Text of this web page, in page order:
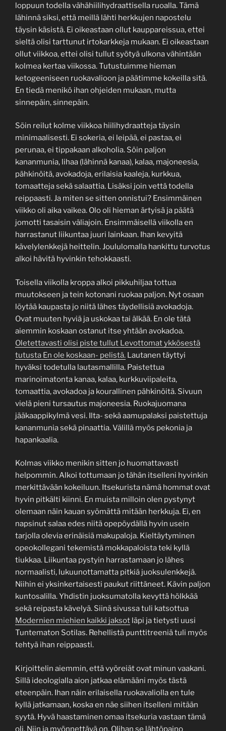
loppuun todella vähähiilihydraattisella ruoalla. Tämä
lähinnä siksi, että meillä lähti herkkujen napostelu
täysin käsistä. Ei oikeastaan ollut kauppareissua, ettei
sieltä olisi tarttunut irtokarkkeja mukaan. Ei oikeastaan
ollut viikkoa, ettei olisi tullut syötyä ulkona vähintään
kolmea kertaa viikossa. Tutustuimme hieman
ketogeeniseen ruokavalioon ja päätimme kokeilla sitä.
En tiedä menikö ihan ohjeiden mukaan, mutta
sinnepäin, sinnepäin.
Söin reilut kolme viikkoa hiilihydraatteja täysin
minimaalisesti. Ei sokeria, ei leipää, ei pastaa, ei
perunaa, ei tippakaan alkoholia. Söin paljon
kananmunia, lihaa (lähinnä kanaa), kalaa, majoneesia,
pähkinöitä, avokadoja, erilaisia kaaleja, kurkkua,
tomaatteja sekä salaattia. Lisäksi join vettä todella
reippaasti. Ja miten se sitten onnistui? Ensimmäinen
viikko oli aika vaikea. Olo oli hieman ärtyisä ja päätä
jomotti tasaisin väliajoin. Ensimmäisellä viikolla en
harrastanut liikuntaa juuri lainkaan. Ihan kevyitä
kävelylenkkejä heittelin. Joululomalla hankittu turvotus
alkoi hävitä hyvinkin tehokkaasti.
Toisella viikolla kroppa alkoi pikkuhiljaa tottua
muutokseen ja tein kotonani ruokaa paljon. Nyt osaan
löytää kaupasta jo niitä lähes täydellisiä avokadoja.
Ovat muuten hyviä ja uskokaa tai älkää. En ole tätä
aiemmin koskaan ostanut itse yhtään avokadoa.
Oletettavasti olisi piste tullut Levottomat ykkösestä
tutusta En ole koskaan- pelistä. Lautanen täyttyi
hyväksi todetulla lautasmallilla. Paistettua
marinoimatonta kanaa, kalaa, kurkkuviipaleita,
tomaattia, avokadoa ja kourallinen pähkinöitä. Sivuun
vielä pieni tursautus majoneesia. Ruokajuomana
jääkaappikylmä vesi. Ilta- sekä aamupalaksi paistettuja
kananmunia sekä pinaattia. Välillä myös pekonia ja
hapankaalia.
Kolmas viikko menikin sitten jo huomattavasti
helpommin. Alkoi tottumaan jo tähän itselleni hyvinkin
merkittävään kokeiluun. Itsekurista nämä hommat ovat
hyvin pitkälti kiinni. En muista milloin olen pystynyt
olemaan näin kauan syömättä mitään herkkuja. Ei, en
napsinut salaa edes niitä opepöydällä hyvin usein
tarjolla olevia erinäisiä makupaloja. Kieltäytyminen
opeokollegani tekemistä mokkapaloista teki kyllä
tiukkaa. Liikuntaa pystyin harrastamaan jo lähes
normaalisti, lukuunottamatta pitkiä juoksulenkkejä.
Niihin ei yksinkertaisesti paukut riittäneet. Kävin paljon
kuntosalilla. Yhdistin juoksumatolla kevyttä hölkkää
sekä reipasta kävelyä. Siinä sivussa tuli katsottua
Modernien miehien kaikki jaksot läpi ja tietysti uusi
Tuntematon Sotilas. Rehellistä punttitreeniä tuli myös
tehtyä ihan reippaasti.
Kirjoittelin aiemmin, että vyöreiät ovat minun vaakani.
Sillä ideologialla aion jatkaa elämääni myös tästä
eteenpäin. Ihan näin erilaisella ruokavaliolla en tule
kyllä jatkamaan, koska en näe siihen itselleni mitään
syytä. Hyvä haastaminen omaa itsekuria vastaan tämä
oli. Niin ja myönnettävä on. Olihan se lähtöpaino